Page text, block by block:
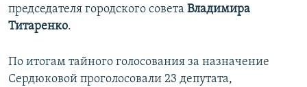
председателя городского совета Владимира
Титаренко.
По итогам тайного голосования за назначение
Сердюковой проголосовали 23 депутата,